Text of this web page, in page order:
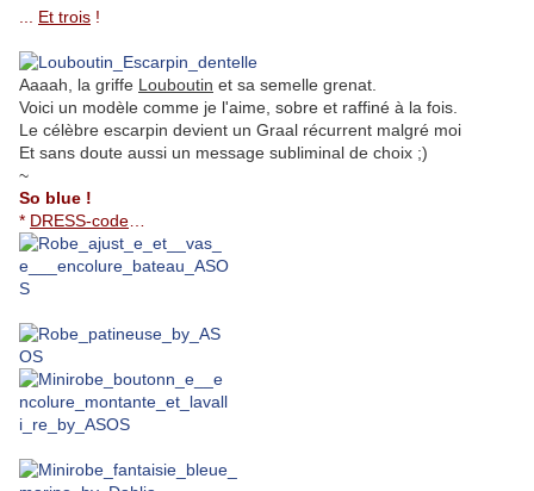
Et trois !
Aaaah, la griffe Louboutin et sa semelle grenat.
Voici un modèle comme je l'aime, sobre et raffiné à la fois.
Le célèbre escarpin devient un Graal récurrent malgré moi
Et sans doute aussi un message subliminal de choix ;)
~
So blue !
* DRESS-code